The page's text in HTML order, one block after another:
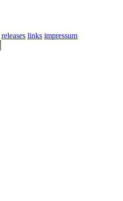
releases links impressum